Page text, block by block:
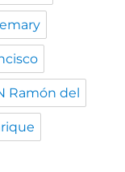
Ramón del